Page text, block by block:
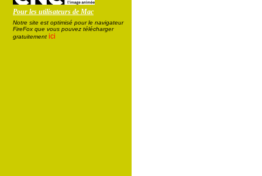
Pour les utilisateurs de Mac
Notre site est optimisé pour le navigateur
FireFox que vous pouvez télécharger
gratuitement ici